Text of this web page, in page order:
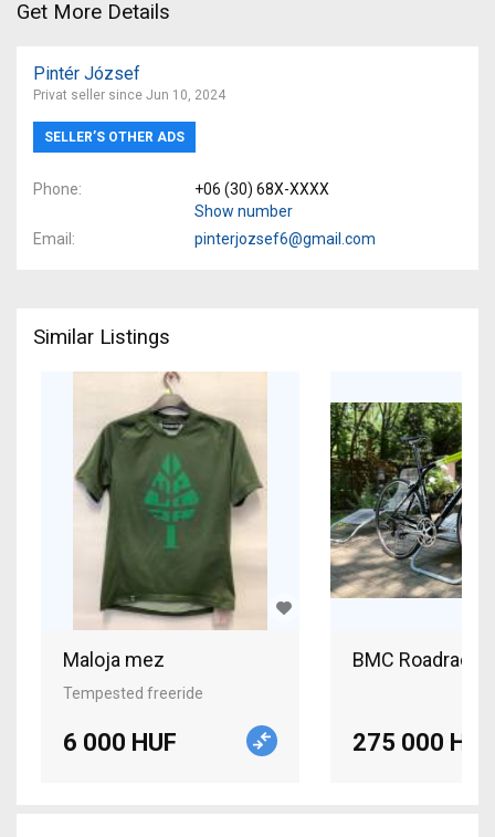
Get More Details
Pintér József
Privat seller since Jun 10, 2024
SELLER’S OTHER ADS
Phone
+06 (30) 68X-XXXX
Show number
Email
pinterjozsef6@gmail.com
Similar Listings
Maloja mez
Tempested freeride
6 000 HUF 275 000 HUF